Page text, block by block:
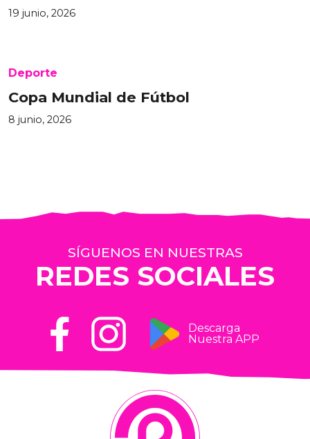
19 junio, 2026
Deporte
Copa Mundial de Fútbol
8 junio, 2026
SÍGUENOS EN NUESTRAS
REDES SOCIALES
Descarga
Nuestra APP